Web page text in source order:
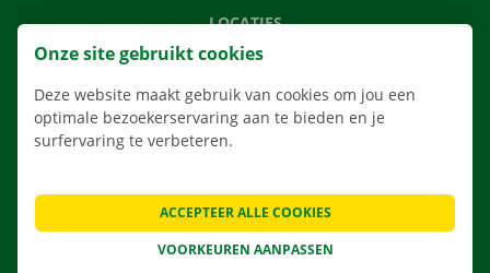
LOCATIES
APP
VERHUISOPLOSSINGEN
CONTACTEER ONS
VEELGESTELDE VRAGEN
NIEUWS
Onze site gebruikt cookies
Deze website maakt gebruik van cookies om jou een
optimale bezoekerservaring aan te bieden en je
surfervaring te verbeteren.
VOORKEUREN AANPASSEN
ACCEPTEER ALLE COOKIES